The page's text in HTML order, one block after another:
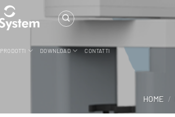
PRODOTTI DOWNLOAD CONTATTI
HOME /